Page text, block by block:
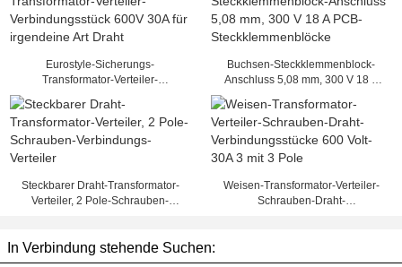
Eurostyle-Sicherungs-
Transformator-Verteiler-
irgendeine Art Draht
Buchsen-Steckklemmenblock-
Anschluss 5,08 mm, 300 V 18 A
Steckbarer Draht-Transformator-
Verteiler, 2 Pole-Schrauben-
Weisen-Transformator-Verteiler-
Schrauben-Draht-
In Verbindung stehende Suchen: